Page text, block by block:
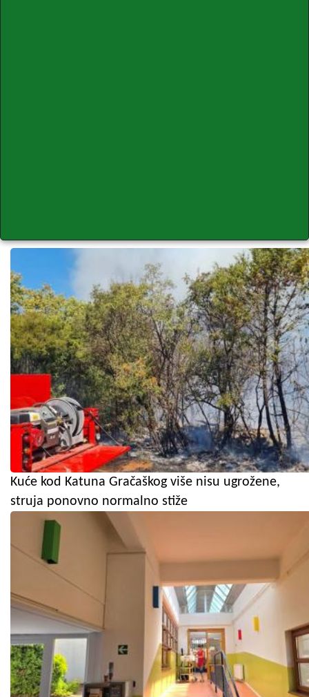
Kuće kod Katuna Gračaškog više nisu ugrožene,
struja ponovno normalno stiže